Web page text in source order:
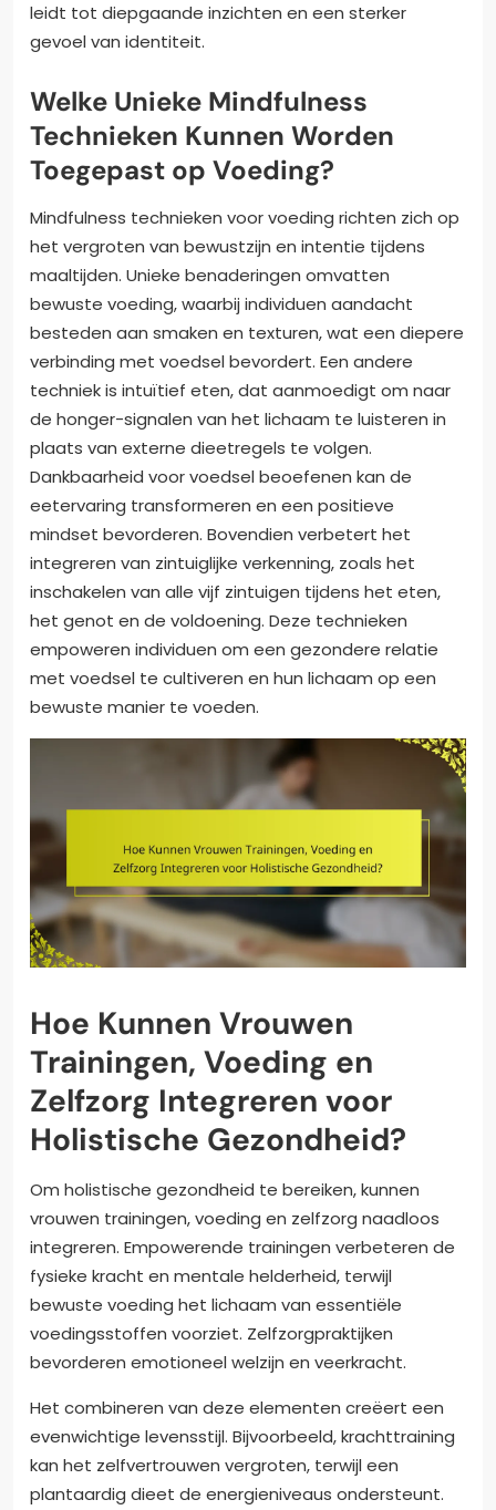
leidt tot diepgaande inzichten en een sterker
gevoel van identiteit.
Welke Unieke Mindfulness
Technieken Kunnen Worden
Toegepast op Voeding?
Mindfulness technieken voor voeding richten zich op
het vergroten van bewustzijn en intentie tijdens
maaltijden. Unieke benaderingen omvatten
bewuste voeding, waarbij individuen aandacht
besteden aan smaken en texturen, wat een diepere
verbinding met voedsel bevordert. Een andere
techniek is intuïtief eten, dat aanmoedigt om naar
de honger-signalen van het lichaam te luisteren in
plaats van externe dieetregels te volgen.
Dankbaarheid voor voedsel beoefenen kan de
eetervaring transformeren en een positieve
mindset bevorderen. Bovendien verbetert het
integreren van zintuiglijke verkenning, zoals het
inschakelen van alle vijf zintuigen tijdens het eten,
het genot en de voldoening. Deze technieken
empoweren individuen om een gezondere relatie
met voedsel te cultiveren en hun lichaam op een
bewuste manier te voeden.
Hoe Kunnen Vrouwen
Trainingen, Voeding en
Zelfzorg Integreren voor
Holistische Gezondheid?
Om holistische gezondheid te bereiken, kunnen
vrouwen trainingen, voeding en zelfzorg naadloos
integreren. Empowerende trainingen verbeteren de
fysieke kracht en mentale helderheid, terwijl
bewuste voeding het lichaam van essentiële
voedingsstoffen voorziet. Zelfzorgpraktijken
bevorderen emotioneel welzijn en veerkracht.
Het combineren van deze elementen creëert een
evenwichtige levensstijl. Bijvoorbeeld, krachttraining
kan het zelfvertrouwen vergroten, terwijl een
plantaardig dieet de energieniveaus ondersteunt.